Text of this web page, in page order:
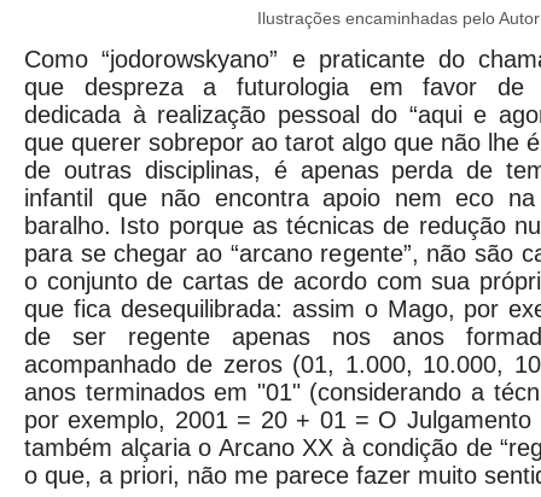
Ilustrações encaminhadas pelo Autor
Como “jodorowskyano” e praticante do
que despreza a futurologia em favor de
dedicada à realização pessoal do “aqui e
que querer sobrepor ao tarot algo que não lhe
de outras disciplinas, é apenas perda de
infantil que não encontra apoio nem eco
baralho. Isto porque as técnicas de redução
para se chegar ao “arcano regente”, não são
o conjunto de cartas de acordo com sua
que fica desequilibrada: assim o Mago, por
de ser regente apenas nos anos
acompanhado de zeros (01, 1.000, 10.000,
anos terminados em "01" (considerando a
por exemplo, 2001 = 20 + 01 = O
também alçaria o Arcano XX à condição de
o que, a priori, não me parece fazer muito